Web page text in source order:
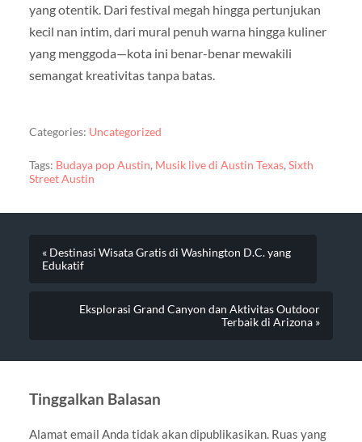
yang otentik. Dari festival megah hingga pertunjukan
kecil nan intim, dari mural penuh warna hingga kuliner
yang menggoda—kota ini benar-benar mewakili
semangat kreativitas tanpa batas.
Categories: Uncategorized
Tags: Budaya pop Austin, Musik live di Austin Texas, Sixth
Street Austin
« Destinasi Wisata Gratis di Washington D.C. yang
Edukatif
Eksplorasi Grand Canyon dan Aktivitas Outdoor
Terbaik di Arizona »
Tinggalkan Balasan
Alamat email Anda tidak akan dipublikasikan. Ruas yang